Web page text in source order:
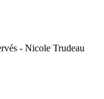
- Nicole Trudeau